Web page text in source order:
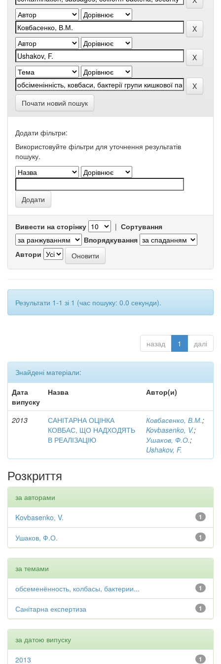
Почати новий пошук
Додати фільтри:
Використовуйте фільтри для уточнення результатів
пошуку.
Вивести на сторінку | Сортування
Впорядкування
Автори
Результати 1-1 зі 1 (час пошуку: 0.0 секунди).
назад 1 далі
Знайдені матеріали:
Дата
випуску
Назва Автор(и)
2013
САНІТАРНА ОЦІНКА
КОВБАС, ЩО НАДХОДЯТЬ
В РЕАЛІЗАЦІЮ
Ковбасенко, В.М.;
Kovbasenko, V.;
Ушаков, Ф.О.;
Ushakov, F.
Розкриття
за авторами
1
Kovbasenko, V.
1
Ушаков, Ф.О.
за темами
1
обсеменённость, колбасы, бактерии...
1
Санітарна експертиза
за датою випуску
1
2013